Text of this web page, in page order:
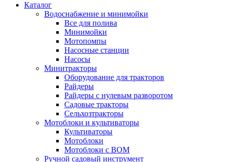
Каталог
Водоснабжение и минимойки
Все для полива
Минимойки
Мотопомпы
Насосные станции
Насосы
Минитракторы
Оборудование для тракторов
Райдеры
Райдеры с нулевым разворотом
Садовые тракторы
Сельхозтракторы
Мотоблоки и культиваторы
Культиваторы
Мотоблоки
Мотоблоки с ВОМ
Ручной садовый инструмент